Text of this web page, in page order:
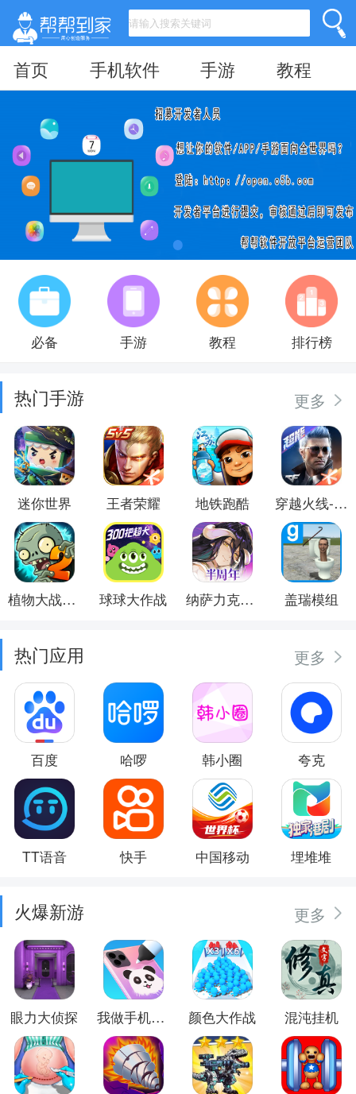
首页 手机软件 手游 教程
必备 手游 教程 排行榜
热门手游 更多
迷你世界 王者荣耀 地铁跑酷 穿越火线-枪战王者
植物大战僵尸2 球球大作战 纳萨力克之王 盖瑞模组
热门应用 更多
百度 哈啰 韩小圈 夸克
TT语音 快手 中国移动 埋堆堆
火爆新游 更多
眼力大侦探 我做手机壳特好看 颜色大作战 混沌挂机